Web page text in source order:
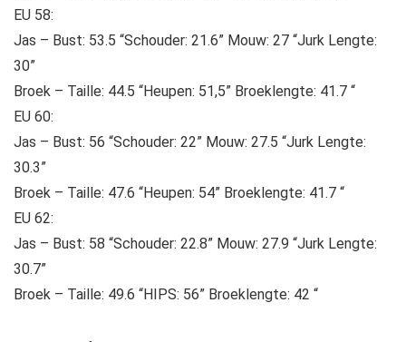
EU 58:
Jas – Bust: 53.5 “Schouder: 21.6” Mouw: 27 “Jurk Lengte:
30”
Broek – Taille: 44.5 “Heupen: 51,5” Broeklengte: 41.7 “
EU 60:
Jas – Bust: 56 “Schouder: 22” Mouw: 27.5 “Jurk Lengte:
30.3”
Broek – Taille: 47.6 “Heupen: 54” Broeklengte: 41.7 “
EU 62:
Jas – Bust: 58 “Schouder: 22.8” Mouw: 27.9 “Jurk Lengte:
30.7”
Broek – Taille: 49.6 “HIPS: 56” Broeklengte: 42 “